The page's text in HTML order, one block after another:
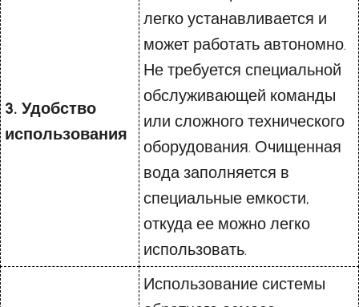
3. Удобство
использования
легко устанавливается и
может работать автономно.
Не требуется специальной
обслуживающей команды
или сложного технического
оборудования. Очищенная
вода заполняется в
специальные емкости,
откуда ее можно легко
использовать.
Использование системы